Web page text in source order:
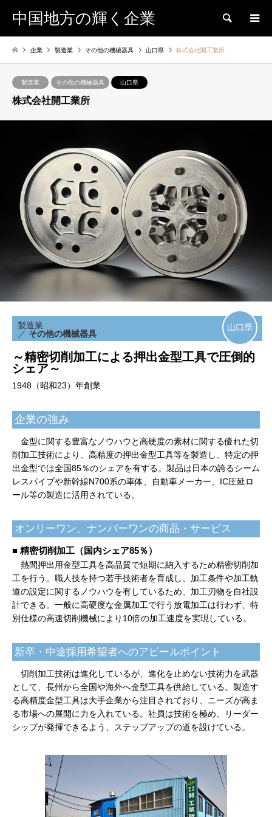
中国地方の輝く企業 検索
企業 製造業 その他の機械器具 山口県 株式会社開工業所
製造業 その他の機械器具 山口県
株式会社開工業所
製造業
／ その他の機械器具
山口県
～精密切削加工による押出金型工具で圧倒的
シェア～
1948（昭和23）年創業
企業の強み
金型に関する豊富なノウハウと高硬度の素材に関する優れた切
削加工技術により、高精度の押出金型工具等を製造し、特定の押
出金型では全国85％のシェアを有する。製品は日本の誇るシーム
レスパイプや新幹線N700系の車体、自動車メーカー、IC圧延ロ
ール等の製造に活用されている。
オンリーワン、ナンバーワンの商品・サービス
■ 精密切削加工（国内シェア85％）
熱間押出用金型工具を高品質で短期に納入するため精密切削加
工を行う。職人技を持つ若手技術者を育成し、加工条件や加工軌
道の設定に関するノウハウを有しているため、加工刃物を自社設
計できる。一般に高硬度な金属加工で行う放電加工は行わず、特
別仕様の高速切削機械により10倍の加工速度を実現している。
新卒・中途採用希望者へのアピールポイント
切削加工技術は進化しているが、進化を止めない技術力を武器
として、長州から全国や海外へ金型工具を供給している。製造す
る高精度金型工具は大手企業から注目されており、ニーズが高ま
る市場への展開に力を入れている。社員は技術を極め、リーダー
シップが発揮できるよう、ステップアップの道を設けている。